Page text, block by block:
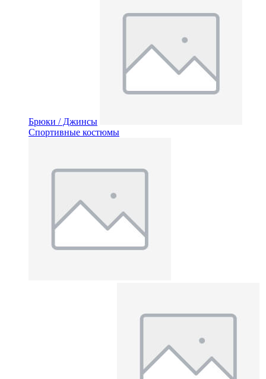
Брюки / Джинсы
Спортивные костюмы